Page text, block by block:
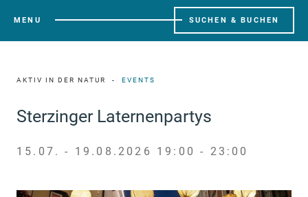
MENU SUCHEN & BUCHEN
AKTIV IN DER NATUR EVENTS
Sterzinger Laternenpartys
15.07. - 19.08.2026 19:00 - 23:00